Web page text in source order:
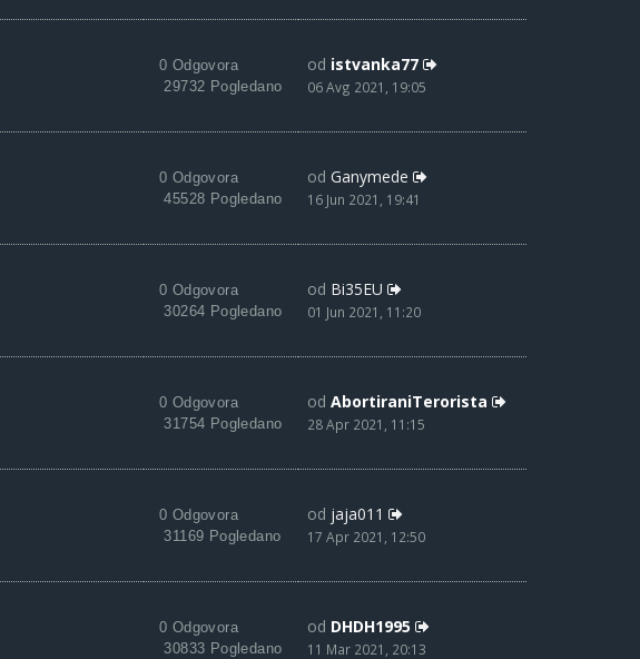
0 Odgovora
29732 Pogledano
od istvanka77
06 Avg 2021, 19:05
0 Odgovora
45528 Pogledano
od Ganymede
16 Jun 2021, 19:41
0 Odgovora
30264 Pogledano
od Bi35EU
01 Jun 2021, 11:20
0 Odgovora
31754 Pogledano
od AbortiraniTerorista
28 Apr 2021, 11:15
0 Odgovora
31169 Pogledano
od jaja011
17 Apr 2021, 12:50
0 Odgovora
30833 Pogledano
od DHDH1995
11 Mar 2021, 20:13